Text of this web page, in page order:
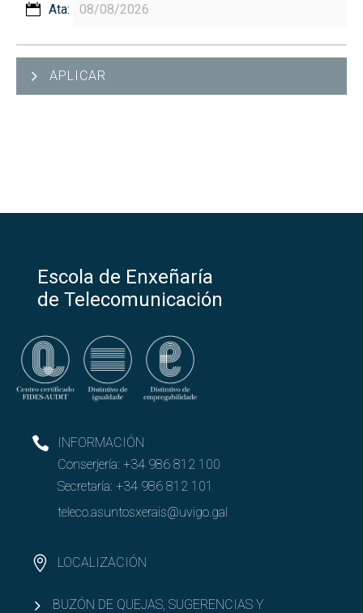
Ata:
APLICAR
Escola de Enxeñaría
de Telecomunicación
INFORMACIÓN
Conserjería: +34 986 812 100
Secretaría: +34 986 812 101
teleco.asuntosxerais@uvigo.gal
LOCALIZACIÓN
BUZÓN DE QUEJAS, SUGERENCIAS Y